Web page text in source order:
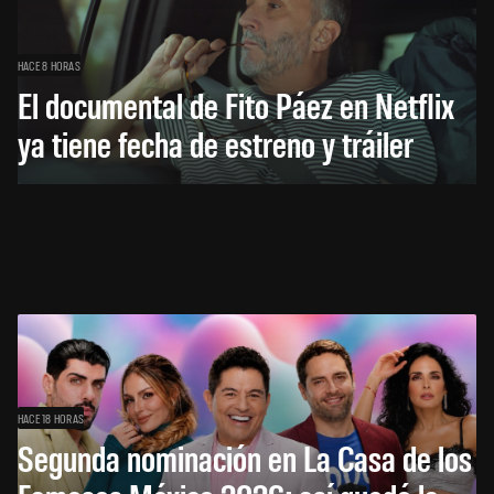
HACE 8 HORAS
El documental de Fito Páez en Netflix
ya tiene fecha de estreno y tráiler
HACE 18 HORAS
Segunda nominación en La Casa de los